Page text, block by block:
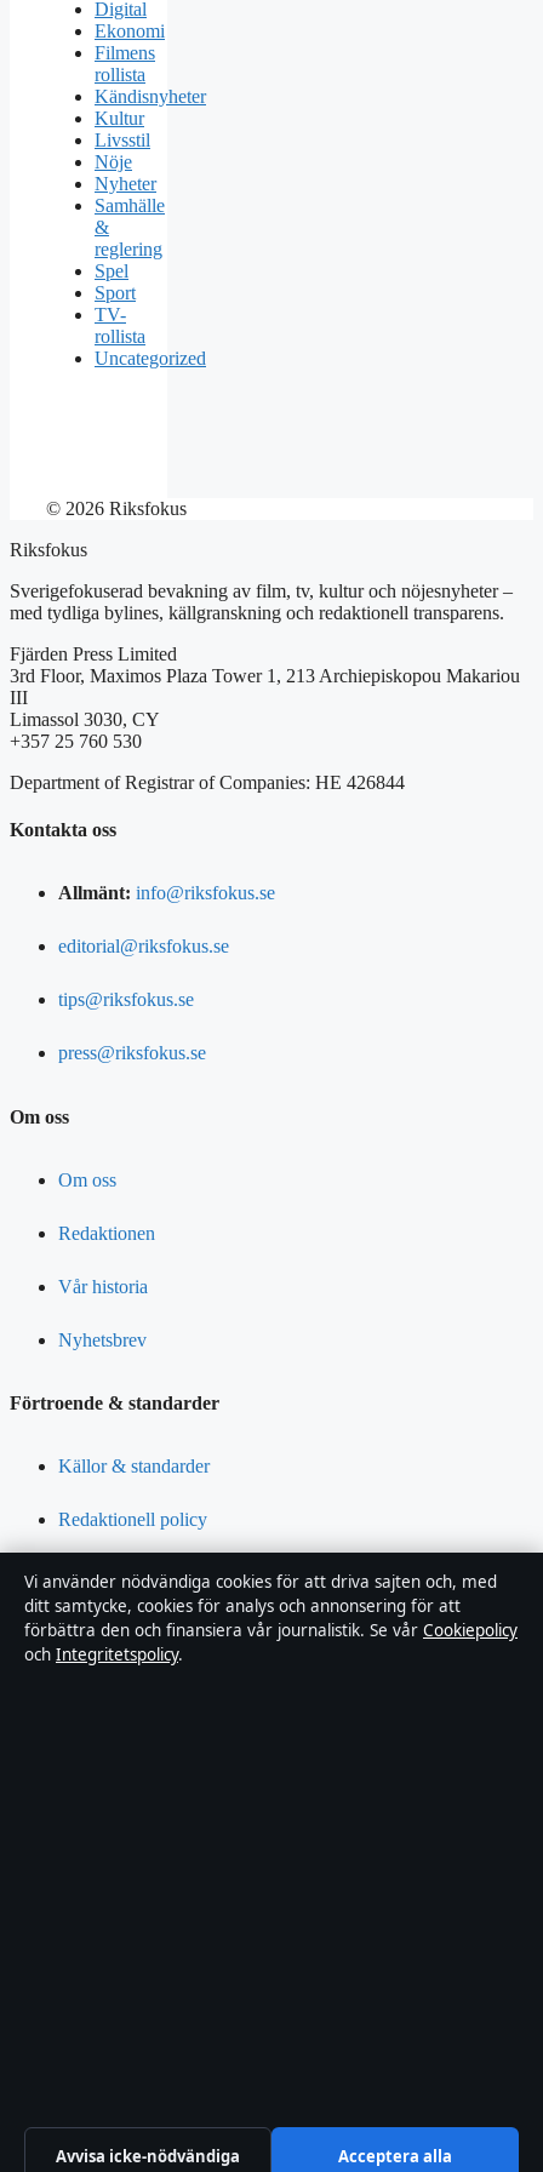
Digital
Ekonomi
Filmens
rollista
Kändisnyheter
Kultur
Livsstil
Nöje
Nyheter
Samhälle
&
reglering
Spel
Sport
TV-
rollista
Uncategorized
© 2026 Riksfokus
Riksfokus
Sverigefokuserad bevakning av film, tv, kultur och nöjesnyheter –
med tydliga bylines, källgranskning och redaktionell transparens.
Fjärden Press Limited
3rd Floor, Maximos Plaza Tower 1, 213 Archiepiskopou Makariou
III
Limassol 3030, CY
+357 25 760 530
Department of Registrar of Companies: HE 426844
Kontakta oss
Allmänt: info@riksfokus.se
editorial@riksfokus.se
tips@riksfokus.se
press@riksfokus.se
Om oss
Om oss
Redaktionen
Vår historia
Nyhetsbrev
Förtroende & standarder
Källor & standarder
Redaktionell policy
Rättelsepolicy
Tillgänglighetsredogörelse
Vi använder nödvändiga cookies för att driva sajten och, med
ditt samtycke, cookies för analys och annonsering för att
förbättra den och finansiera vår journalistik. Se vår Cookiepolicy
och Integritetspolicy.
Avvisa icke-nödvändiga Acceptera alla